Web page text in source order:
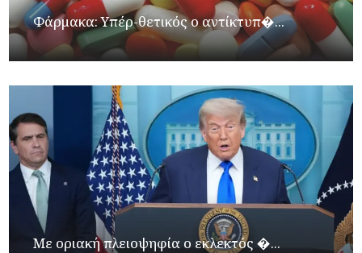
Φάρμακα: Υπέρ-θετικός ο αντίκτυπ�...
Με οριακή πλειοψηφία ο εκλεκτός �...